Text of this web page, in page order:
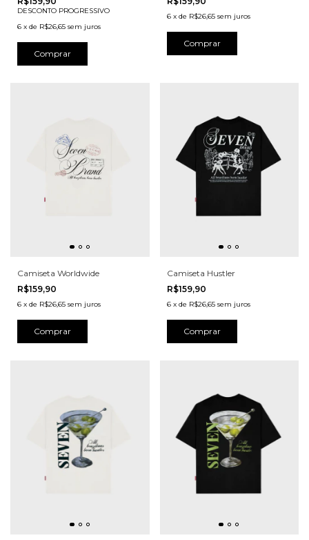
DESCONTO PROGRESSIVO
6 x de R$26,65 sem juros
Comprar
6 x de R$26,65 sem juros
Comprar
Camiseta Worldwide
R$159,90
6 x de R$26,65 sem juros
Comprar
Camiseta Hustler
R$159,90
6 x de R$26,65 sem juros
Comprar